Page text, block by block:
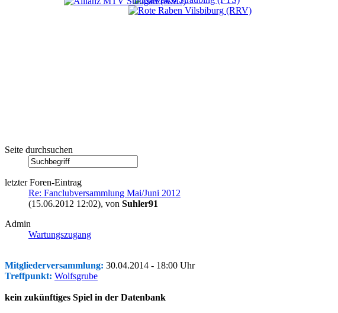
Seite durchsuchen
letzter Foren-Eintrag
Re: Fanclubversammlung Mai/Juni 2012
(15.06.2012 12:02), von Suhler91
Admin
Wartungszugang
Mitgliederversammlung: 30.04.2014 - 18:00 Uhr
Treffpunkt: Wolfsgrube
kein zukünftiges Spiel in der Datenbank